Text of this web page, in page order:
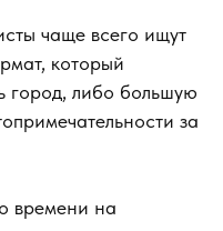
чаще всего ищут
который
город, либо большую
за
времени на